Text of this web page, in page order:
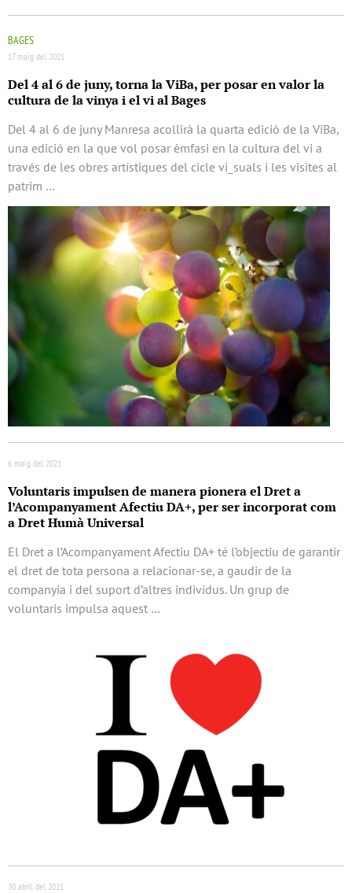
BAGES
17 maig del 2021
Del 4 al 6 de juny, torna la ViBa, per posar en valor la
cultura de la vinya i el vi al Bages
Del 4 al 6 de juny Manresa acollirà la quarta edició de la ViBa,
una edició en la que vol posar èmfasi en la cultura del vi a
través de les obres artístiques del cicle vi_suals i les visites al
patrim …
6 maig del 2021
Voluntaris impulsen de manera pionera el Dret a
l’Acompanyament Afectiu DA+, per ser incorporat com
a Dret Humà Universal
El Dret a l’Acompanyament Afectiu DA+ té l’objectiu de garantir
el dret de tota persona a relacionar-se, a gaudir de la
companyia i del suport d’altres individus. Un grup de
voluntaris impulsa aquest …
30 abril del 2021